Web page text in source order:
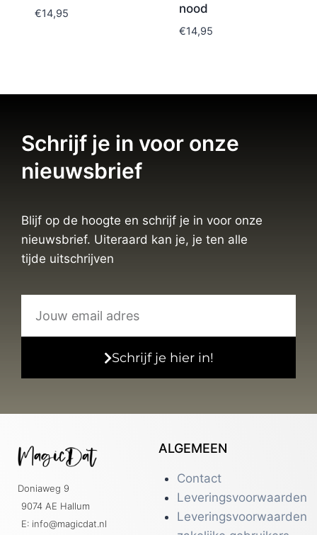
€14,95
nood
€14,95
Schrijf je in voor onze
nieuwsbrief
Blijf op de hoogte en schrijf je in voor onze
nieuwsbrief. Uiteraard kan je, je ten alle
tijde uitschrijven
Schrijf je hier in!
Doniaweg 9
9074 AE Hallum
E: info@magicdat.nl
ALGEMEEN
Contact
Leveringsvoorwaarden
Leveringsvoorwaarden